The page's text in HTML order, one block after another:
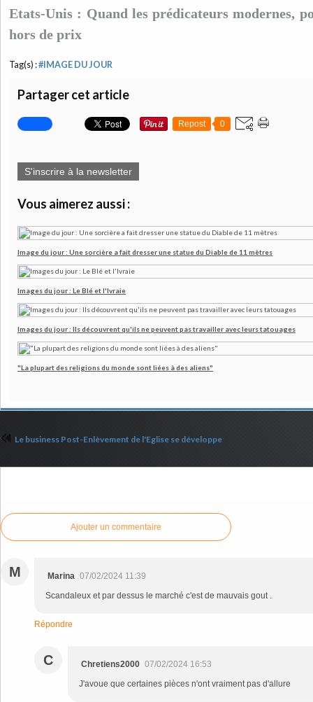
Etats-Unis : Quand les prédicateurs modernes,
hors de prix
Tag(s) :#IMAGE DU JOUR
Partager cet article
Repost 0
S'inscrire à la newsletter
Vous aimerez aussi :
Image du jour : Une sorcière a fait dresser une statue du Diable de 11 mètres
Images du jour : Le Blé et l'Ivraie
Images du jour : Ils découvrent qu'ils ne peuvent pas travailler avec leurs tatouages
"La plupart des religions du monde sont liées à des aliens"
Le business Post-Enlèvement de l'Eglise se développe
Ajouter un commentaire
M Marina 07/02/2024 11:39
Scandaleux et par dessus le marché c'est de mauvais gout .
Répondre
C Chretiens2000 07/02/2024 16:53
J'avoue que certaines pièces n'ont vraiment pas d'allure